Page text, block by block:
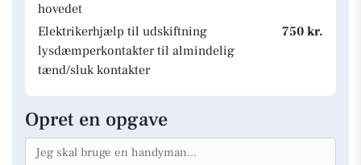
hovedet
Elektrikerhjælp til udskiftning
lysdæmperkontakter til almindelig
tænd/sluk kontakter
750 kr.
Opret en opgave